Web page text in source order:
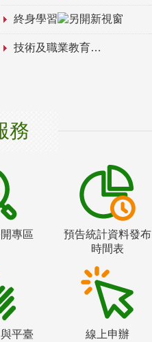
終身學習
技術及職業教育
務
專區
預告統計資料發布
時間表
平臺 線上申辦